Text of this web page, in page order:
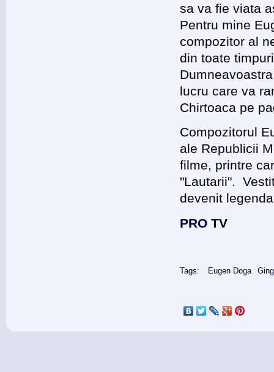
sa va fie viata
Pentru mine
compozitor al
din toate
lucru care va
Chirtoaca pe
Compozitorul
ale Republicii
filme, printre
"Lautarii".
devenit
PRO TV
Tags: Eugen Doga